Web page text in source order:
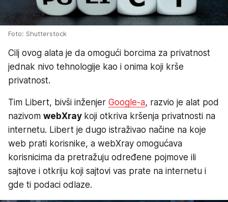
Foto: Shutterstock
Cilj ovog alata je da omogući borcima za privatnost
jednak nivo tehnologije kao i onima koji krše
privatnost.
Tim Libert, bivši inženjer Google-a, razvio je alat pod
nazivom webXray koji otkriva kršenja privatnosti na
internetu. Libert je dugo istraživao načine na koje
web prati korisnike, a webXray omogućava
korisnicima da pretražuju određene pojmove ili
sajtove i otkriju koji sajtovi vas prate na internetu i
gde ti podaci odlaze.